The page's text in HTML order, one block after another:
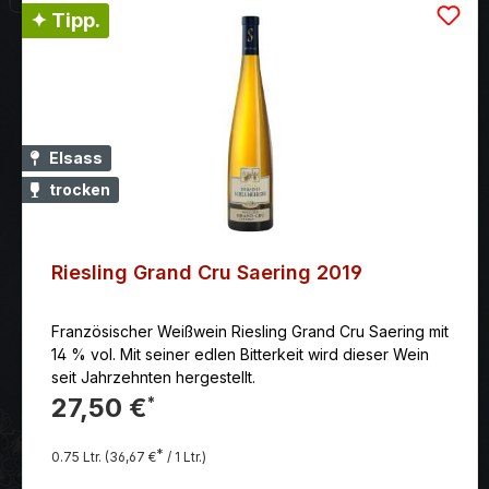
✦ Tipp.
Elsass
trocken
Riesling Grand Cru Saering 2019
Französischer Weißwein Riesling Grand Cru Saering mit
14 % vol. Mit seiner edlen Bitterkeit wird dieser Wein
seit Jahrzehnten hergestellt.
27,50 €*
0.75 Ltr. (36,67 €* / 1 Ltr.)